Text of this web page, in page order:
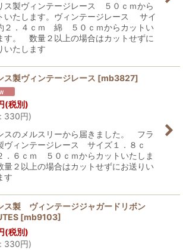
ス製ヴィンテージレース ５０ｃｍから
いたします。ヴィンテージレース サイ
２．４ｃｍ 綿 ５０ｃｍからカットい
す。 数量２以上の場合はカットせずに
いたします
ス製ヴィンテージレース [mb3827]
(税別)
: 330円)
スのメルスリーから届きました。 フラ
ヴィンテージレース サイズ１．８ｃ
．６ｃｍ ５０ｃｍからカットいたしま
量２以上の場合はカットせずにお送りい
す
ス製 ヴィンテージジャガードリボン
[mb9103]
(税別)
: 330円)